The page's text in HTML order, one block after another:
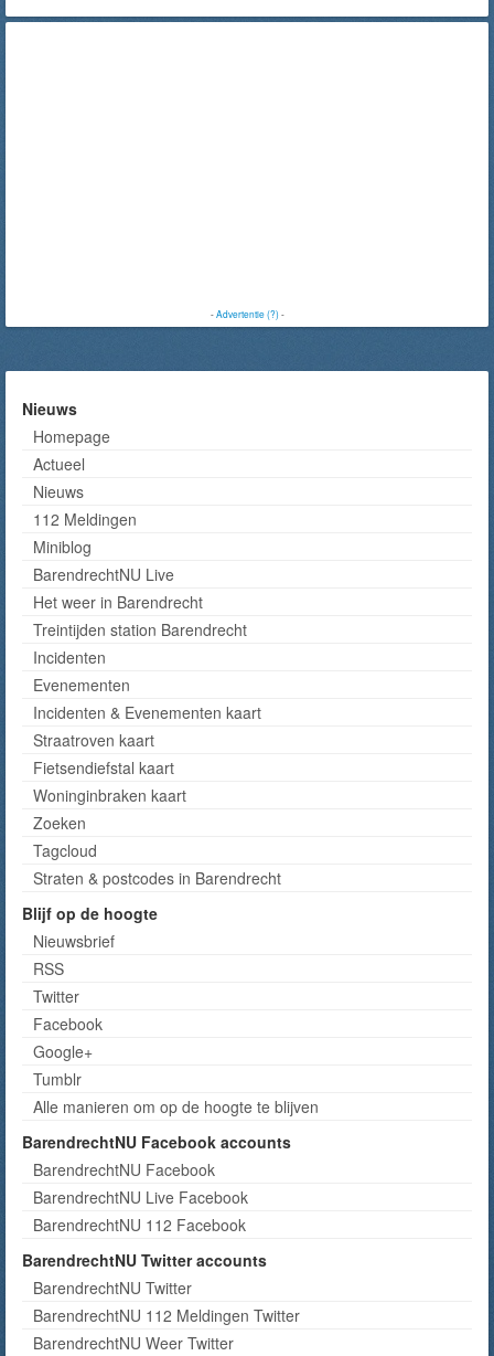
-Advertentie (?)-
Nieuws
Homepage
Actueel
Nieuws
112 Meldingen
Miniblog
BarendrechtNU Live
Het weer in Barendrecht
Treintijden station Barendrecht
Incidenten
Evenementen
Incidenten & Evenementen kaart
Straatroven kaart
Fietsendiefstal kaart
Woninginbraken kaart
Zoeken
Tagcloud
Straten & postcodes in Barendrecht
Blijf op de hoogte
Nieuwsbrief
RSS
Twitter
Facebook
Google+
Tumblr
Alle manieren om op de hoogte te blijven
BarendrechtNU Facebook accounts
BarendrechtNU Facebook
BarendrechtNU Live Facebook
BarendrechtNU 112 Facebook
BarendrechtNU Twitter accounts
BarendrechtNU Twitter
BarendrechtNU 112 Meldingen Twitter
BarendrechtNU Weer Twitter